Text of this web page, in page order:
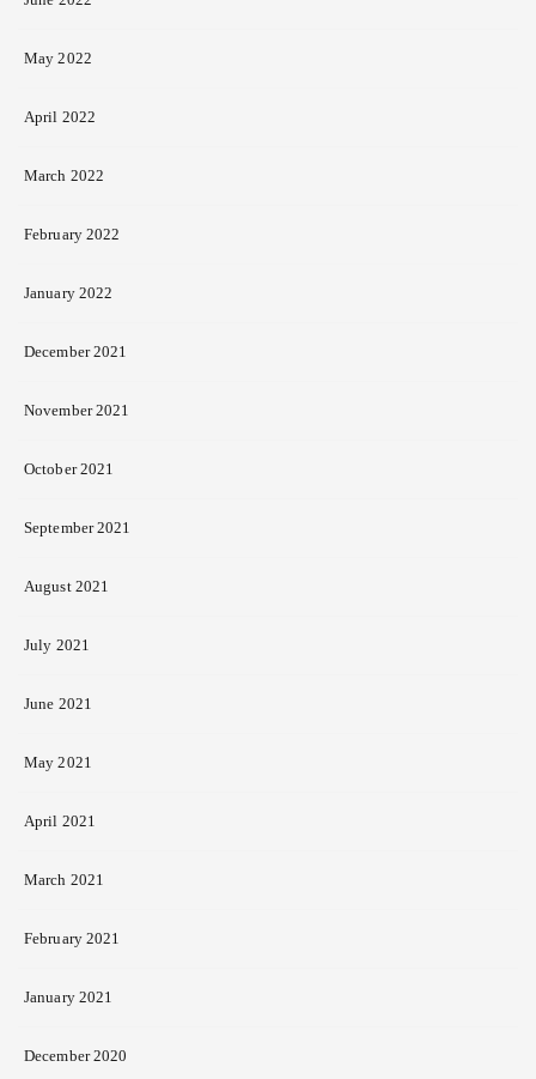
May 2022
April 2022
March 2022
February 2022
January 2022
December 2021
November 2021
October 2021
September 2021
August 2021
July 2021
June 2021
May 2021
April 2021
March 2021
February 2021
January 2021
December 2020